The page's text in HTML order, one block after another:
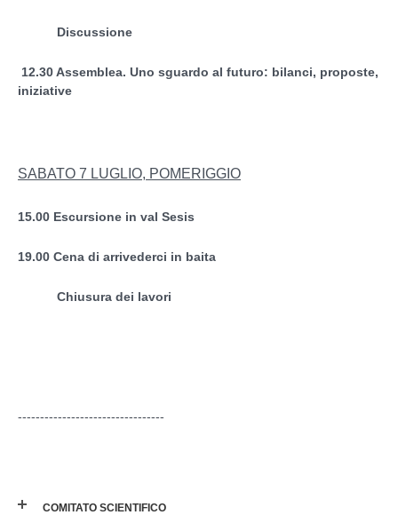
Discussione
12.30 Assemblea. Uno sguardo al futuro: bilanci, proposte,
iniziative
SABATO 7 LUGLIO, POMERIGGIO
15.00 Escursione in val Sesis
19.00 Cena di arrivederci in baita
Chiusura dei lavori
---------------------------------
COMITATO SCIENTIFICO